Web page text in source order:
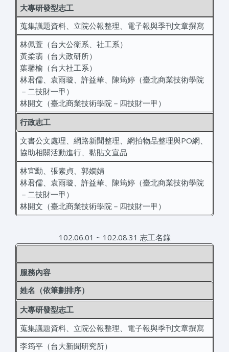
大專研發型志工
蒐集議題資料、立院公報整理、電子報與季刊文章撰寫
林佩萱（台大公衛系、社工系）
黃柔翡（台大政研所）
葉馨榆（台大社工系）
林君儒、袁雨璇、許益華、陳筠婷（臺北商業技術學院
－二技財一甲）
林開文（臺北商業技術學院－四技財一甲）
行政志工
文書公文處理、網路新聞整理、網拍物品整理與PO網、
協助相關活動進行、黏貼文宣品
林宜勳、張素貞、郭嫺娟
林君儒、袁雨璇、許益華、陳筠婷（臺北商業技術學院
－二技財一甲）
林開文（臺北商業技術學院－四技財一甲）
102.06.01 ~ 102.08.31 志工名錄
服務內容
姓名（依筆劃排序）
大專研發型志工
蒐集議題資料、立院公報整理、電子報與季刊文章撰寫
李筠平（台大新聞研究所）